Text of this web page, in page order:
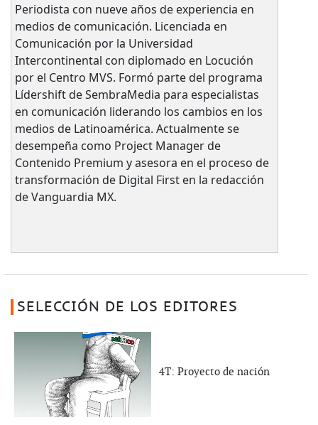
Periodista con nueve años de experiencia en
medios de comunicación. Licenciada en
Comunicación por la Universidad
Intercontinental con diplomado en Locución
por el Centro MVS. Formó parte del programa
Lídershift de SembraMedia para especialistas
en comunicación liderando los cambios en los
medios de Latinoamérica. Actualmente se
desempeña como Project Manager de
Contenido Premium y asesora en el proceso de
transformación de Digital First en la redacción
de Vanguardia MX.
SELECCIÓN DE LOS EDITORES
4T: Proyecto de nación